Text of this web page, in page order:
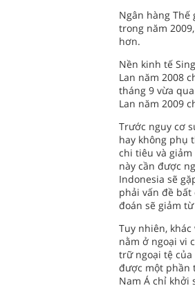
Ngân hàng Thế
trong năm
hơn.
Nền kinh tế
Lan năm 2008
tháng 9 vừa
Lan năm 2009
Trước nguy cơ
hay không phụ
chi tiêu và
này cần được
Indonesia sẽ
phải vấn đề
đoán sẽ giảm
Tuy nhiên,
nằm ở ngoại vi
trữ ngoại tệ
được một phần
Nam Á chỉ khởi